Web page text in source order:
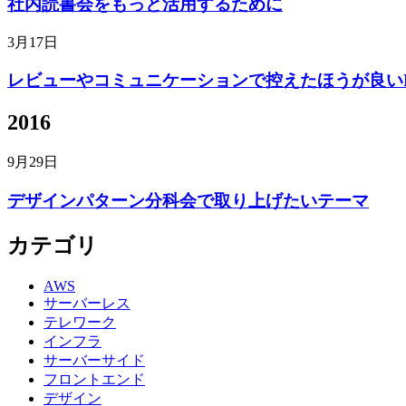
社内読書会をもっと活用するために
3月17日
レビューやコミュニケーションで控えたほうが良
2016
9月29日
デザインパターン分科会で取り上げたいテーマ
カテゴリ
AWS
サーバーレス
テレワーク
インフラ
サーバーサイド
フロントエンド
デザイン